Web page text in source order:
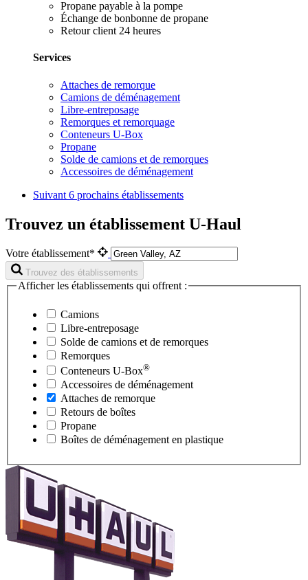
Propane payable à la pompe
Échange de bonbonne de propane
Retour client 24 heures
Services
Attaches de remorque
Camions de déménagement
Libre-entreposage
Remorques et remorquage
Conteneurs U-Box
Propane
Solde de camions et de remorques
Accessoires de déménagement
Suivant 6 prochains établissements
Trouvez un établissement U-Haul
Votre établissement*
Trouvez des établissements
Afficher les établissements qui offrent :
Camions
Libre-entreposage
Solde de camions et de remorques
Remorques
Conteneurs U-Box®
Accessoires de déménagement
Attaches de remorque
Retours de boîtes
Propane
Boîtes de déménagement en plastique